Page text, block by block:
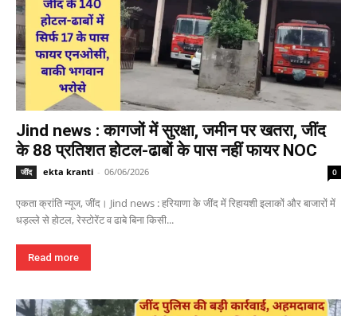
Jind news : कागजों में सुरक्षा, जमीन पर खतरा, जींद
के 88 प्रतिशत होटल-ढाबों के पास नहीं फायर NOC
जींद ekta kranti - 06/06/2026 0
एकता क्रांति न्यूज, जींद। Jind news : हरियाणा के जींद में रिहायशी इलाकों और बाजारों में
धड़ल्ले से होटल, रेस्टोरेंट व ढाबे बिना किसी...
Read more